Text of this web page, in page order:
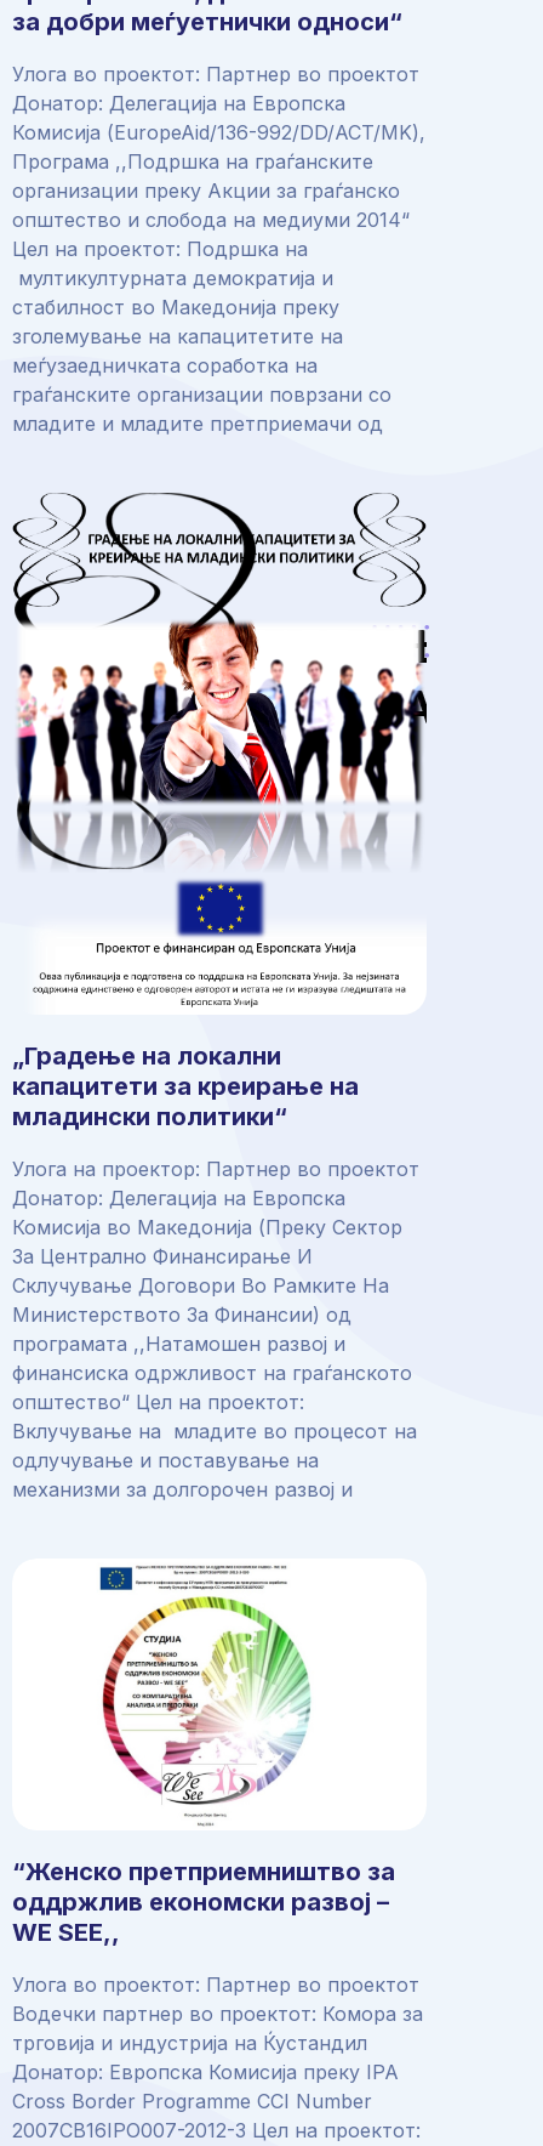
за добри меѓуетнички односи“
Улога во проектот: Партнер во проектот
Донатор: Делегација на Европска
Комисија (EuropeAid/136-992/DD/ACT/MK),
Програма ,,Подршка на граѓанските
организации преку Акции за граѓанско
општество и слобода на медиуми 2014“
Цел на проектот: Подршка на
мултикултурната демократија и
стабилност во Македонија преку
зголемување на капацитетите на
меѓузаедничката соработка на
граѓанските организации поврзани со
младите и младите претприемачи од
„Градење на локални
капацитети за креирање на
младински политики“
Улога на проектор: Партнер во проектот
Донатор: Делегација на Европска
Комисија во Македонија (Преку Сектор
За Централно Финансирање И
Склучување Договори Во Рамките На
Министерството За Финансии) од
програмата ,,Натамошен развој и
финансиска одржливост на граѓанското
општество“ Цел на проектот:
Вклучување на младите во процесот на
одлучување и поставување на
механизми за долгорочен развој и
“Женско претприемништво за
оддржлив економски развој –
WE SEE,,
Улога во проектот: Партнер во проектот
Водечки партнер во проектот: Комора за
трговија и индустрија на Ќустандил
Донатор: Европска Комисија преку IPA
Cross Border Programme CCI Number
2007CB16IPO007-2012-3 Цел на проектот: